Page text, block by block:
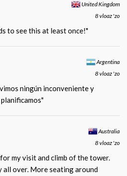
United Kingdom
8 vloaz 'zo
to see this at least once!"
Argentina
8 vloaz 'zo
ningún inconveniente y
Australia
8 vloaz 'zo
my visit and climb of the tower.
over. More seating around